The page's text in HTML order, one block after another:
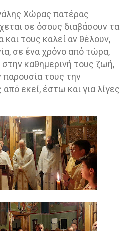
Χώρας πατέρας
σε όσους διαβάσουν τα
τους καλεί αν θέλουν,
σε ένα χρόνο από τώρα,
στην καθημερινή τους ζωή,
παρουσία τους την
εκεί, έστω και για λίγες